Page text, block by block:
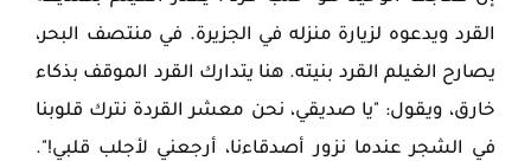
القرد ويدعوه لزيارة منزله في الجزيرة. في منتصف البحر،
يصارح الغيلم القرد بنيته. هنا يتدارك القرد الموقف بذكاء
خارق، ويقول: "يا صديقي، نحن معشر القردة نترك قلوبنا
في الشجر عندما نزور أصدقاءنا، أرجعني لأجلب قلبي!".